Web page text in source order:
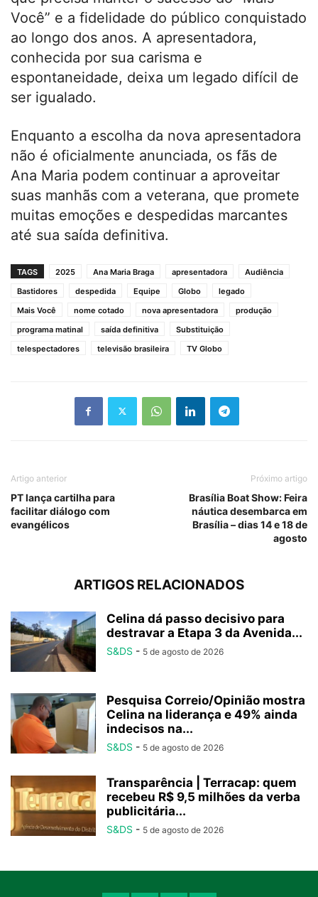
Você” e a fidelidade do público conquistado
ao longo dos anos. A apresentadora,
conhecida por sua carisma e
espontaneidade, deixa um legado difícil de
ser igualado.
Enquanto a escolha da nova apresentadora
não é oficialmente anunciada, os fãs de
Ana Maria podem continuar a aproveitar
suas manhãs com a veterana, que promete
muitas emoções e despedidas marcantes
até sua saída definitiva.
TAGS 2025 Ana Maria Braga apresentadora
Audiência
Bastidores
despedida Equipe Globo
legado
Mais Você
nome cotado nova apresentadora
produção
programa matinal
saída definitiva
Substituição
telespectadores
televisão brasileira TV Globo
Artigo anterior
PT lança cartilha para
facilitar diálogo com
evangélicos
Próximo artigo
Brasília Boat Show: Feira
náutica desembarca em
Brasília – dias 14 e 18 de
agosto
ARTIGOS RELACIONADOS
Celina dá passo decisivo para
destravar a Etapa 3 da Avenida...
S&DS - 5 de agosto de 2026
Pesquisa Correio/Opinião mostra
Celina na liderança e 49% ainda
indecisos na...
S&DS - 5 de agosto de 2026
Transparência | Terracap: quem
recebeu R$ 9,5 milhões da verba
publicitária...
S&DS - 5 de agosto de 2026